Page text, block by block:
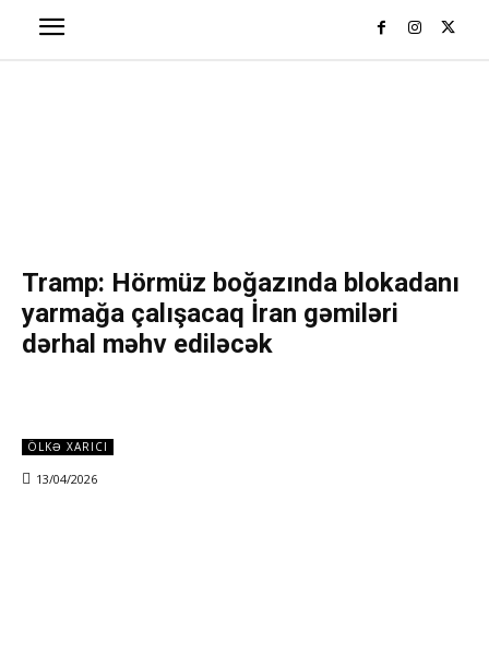
Tramp: Hörmüz boğazında blokadanı
yarmağa çalışacaq İran gəmiləri
dərhal məhv ediləcək
ÖLKƏ XARICI
13/04/2026